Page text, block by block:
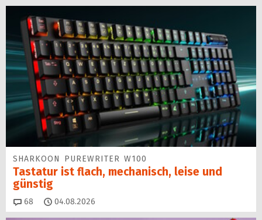
SHARKOON PUREWRITER W100
Tastatur ist flach, mechanisch, leise und
günstig
68 Kommentare
04.08.2026